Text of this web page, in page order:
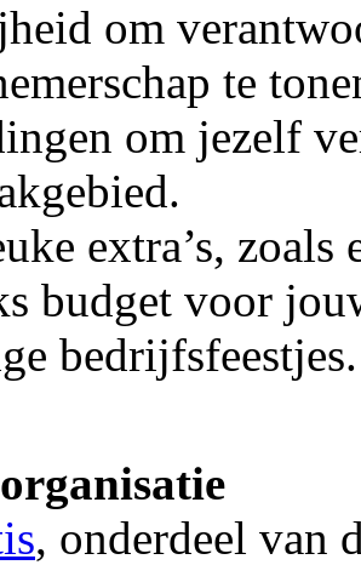
om
te
om jezelf
extra’s, zoals
budget voor
bedrijfsfeestjes.
, onderdeel van